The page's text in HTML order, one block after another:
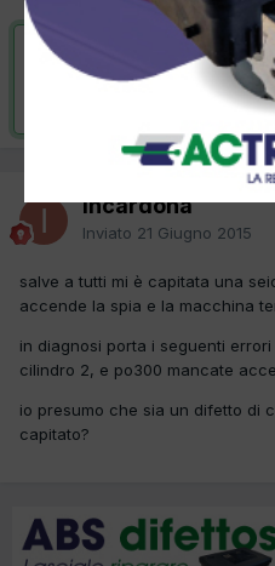
VAI ALLA
Risolta da
incardona
Inviato 21 Giugno 2015
salve a tutti mi è capitata una
accende la spia e la macchina
in diagnosi porta i seguenti
cilindro 2, e po300 mancate
io presumo che sia un difetto di
capitato?